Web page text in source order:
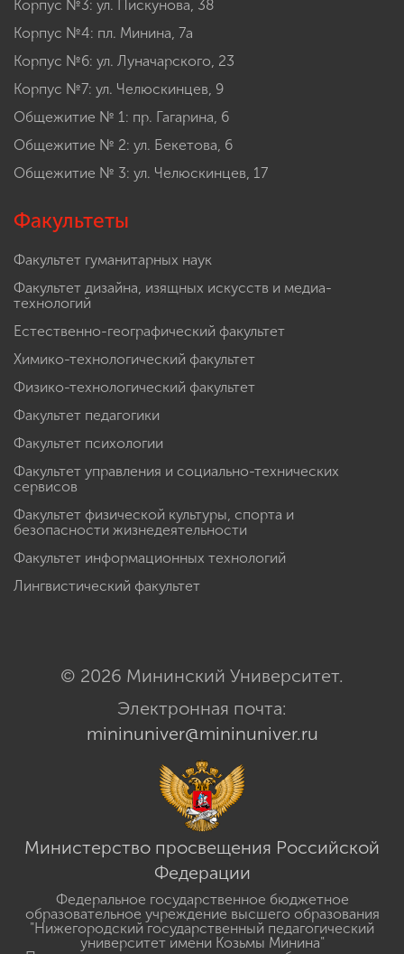
Корпус №3: ул. Пискунова, 38
Корпус №4: пл. Минина, 7а
Корпус №6: ул. Луначарского, 23
Корпус №7: ул. Челюскинцев, 9
Общежитие № 1: пр. Гагарина, 6
Общежитие № 2: ул. Бекетова, 6
Общежитие № 3: ул. Челюскинцев, 17
Факультеты
Факультет гуманитарных наук
Факультет дизайна, изящных искусств и медиа-
технологий
Естественно-географический факультет
Химико-технологический факультет
Физико-технологический факультет
Факультет педагогики
Факультет психологии
Факультет управления и социально-технических
сервисов
Факультет физической культуры, спорта и
безопасности жизнедеятельности
Факультет информационных технологий
Лингвистический факультет
© 2026 Мининский Университет.
Электронная почта:
mininuniver@mininuniver.ru
Министерство просвещения Российской
Федерации
Федеральное государственное бюджетное
образовательное учреждение высшего образования
"Нижегородский государственный педагогический
университет имени Козьмы Минина"